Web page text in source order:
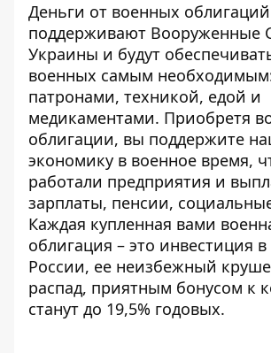
Деньги от военных облигаций
поддерживают Вооруженные
Украины и будут
военных самым
патронами, техникой, едой и
медикаментами. Приобретя
облигации, вы поддержите
экономику в военное время,
работали предприятия и
зарплаты, пенсии,
Каждая купленная вами
облигация – это инвестиция
России, ее неизбежный
распад, приятным бонусом к
станут до 19,5% годовых.